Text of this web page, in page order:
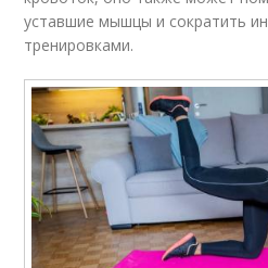
уставшие мышцы и сократить
тренировками.